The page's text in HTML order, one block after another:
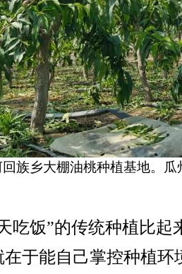
族乡大棚油桃种植基地。瓜
饭”的传统种植比起
于能自己掌控种植环